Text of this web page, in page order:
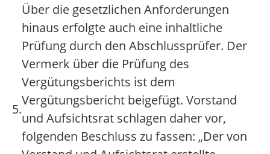
5.
Über die gesetzlichen Anforderungen
hinaus erfolgte auch eine inhaltliche
Prüfung durch den Abschlussprüfer. Der
Vermerk über die Prüfung des
Vergütungsberichts ist dem
Vergütungsbericht beigefügt. Vorstand
und Aufsichtsrat schlagen daher vor,
folgenden Beschluss zu fassen: „Der von